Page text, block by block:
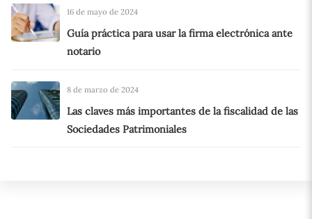
16 de mayo de 2024
Guía práctica para usar la firma electrónica ante
notario
8 de marzo de 2024
Las claves más importantes de la fiscalidad de las
Sociedades Patrimoniales